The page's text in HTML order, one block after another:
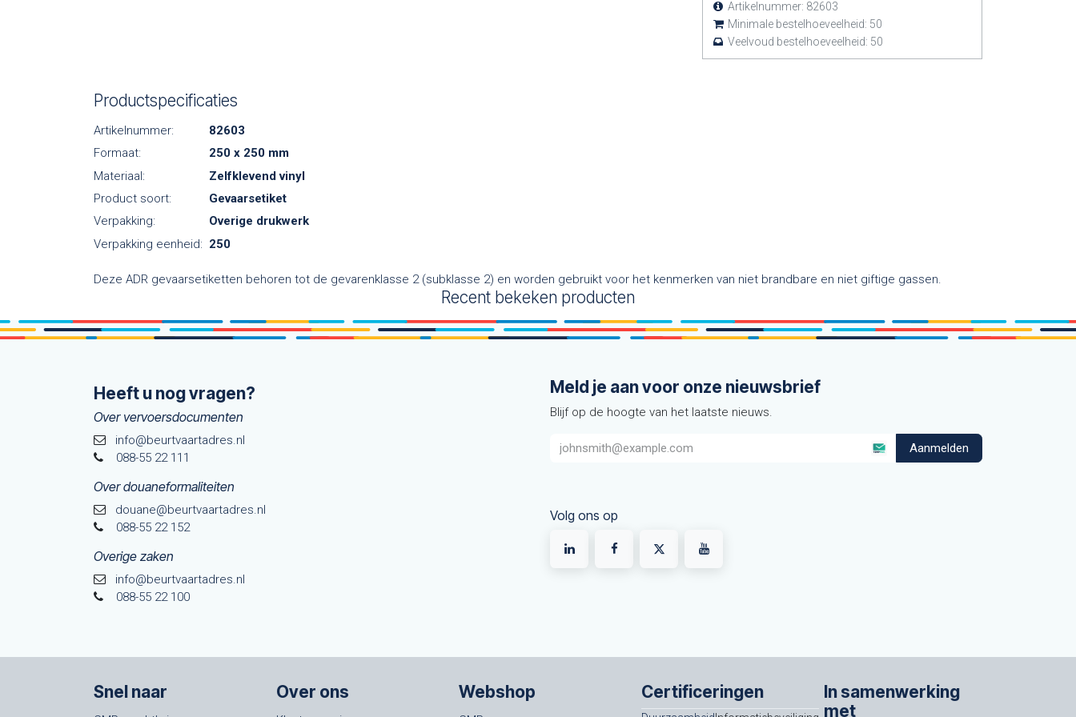
Artikelnummer: 82603
Minimale bestelhoeveelheid: 50
Veelvoud bestelhoeveelheid: 50
Productspecificaties
Artikelnummer:
82603
Formaat:
250 x 250 mm
Materiaal:
Zelfklevend vinyl
Product soort:
Gevaarsetiket
Verpakking:
Overige drukwerk
Verpakking eenheid: 250
Deze ADR gevaarsetiketten behoren tot de gevarenklasse 2 (subklasse 2) en worden gebruikt voor het kenmerken van niet brandbare en niet giftige gassen.
Recent bekeken producten
Heeft u nog vragen?
Over vervoersdocumenten
info@beurtvaartadres.nl
088-55 22 111
Over douaneformaliteiten
douane@beurtvaarta​dres.nl
088-55 22 152
Overige zaken
info@beurtvaartadres.nl
088-55 22 100
Meld je aan voor onze nieuwsbrief
Blijf op de hoogte van het laatste nieuws.
Aanmelden
Volg ons op
Snel naar Over ons Webshop Certificeringen
In samenwerking
met